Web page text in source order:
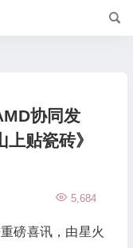
协同发
贴瓷砖》
5,684
磅喜讯，由星火